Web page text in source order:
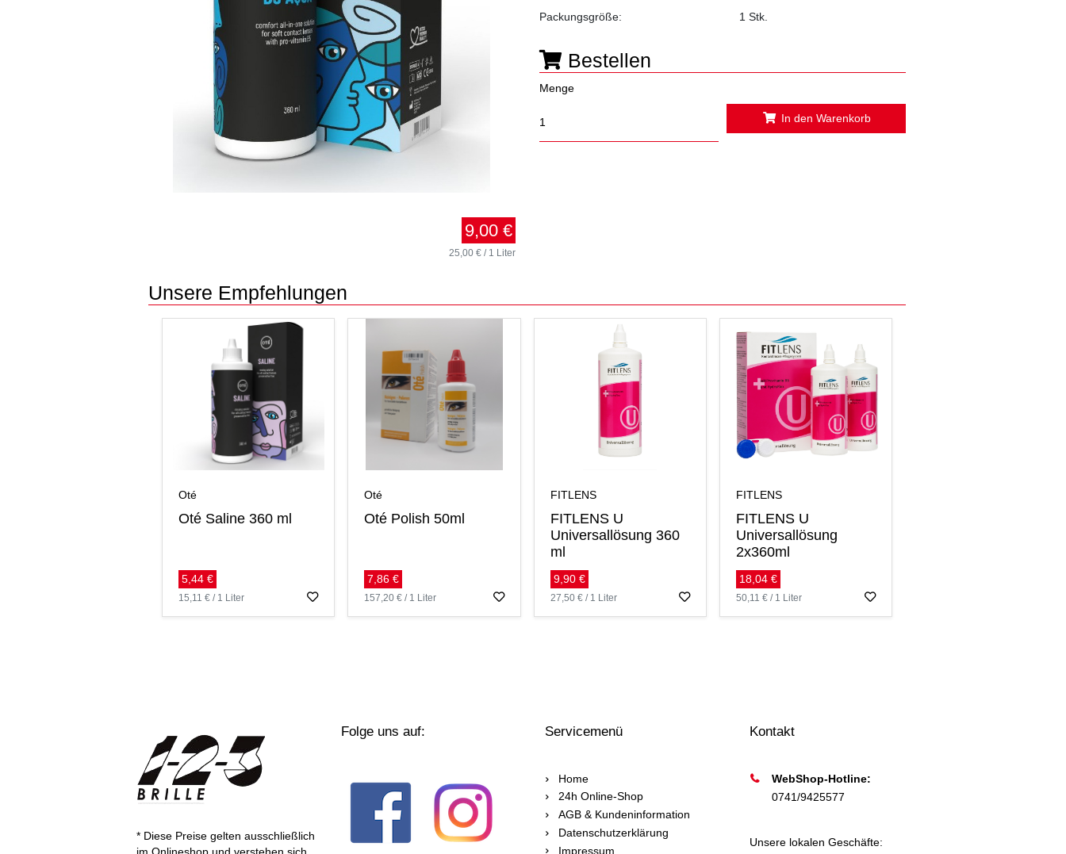
9,00 €
25,00 € / 1 Liter
Packungsgröße:
1 Stk.
Bestellen
Menge
In den Warenkorb
Unsere Empfehlungen
Oté
Oté Saline 360 ml
5,44 €
15,11 € / 1 Liter
Oté
Oté Polish 50ml
7,86 €
157,20 € / 1 Liter
FITLENS
FITLENS U
Universallösung 360
ml
9,90 €
27,50 € / 1 Liter
FITLENS
FITLENS U
Universallösung
2x360ml
18,04 €
50,11 € / 1 Liter
* Diese Preise gelten ausschließlich
Folge uns auf: Servicemenü
Home
24h Online-Shop
AGB & Kundeninformation
Datenschutzerklärung
Impressum
Kontakt
WebShop-Hotline:
0741/9425577
Unsere lokalen Geschäfte: